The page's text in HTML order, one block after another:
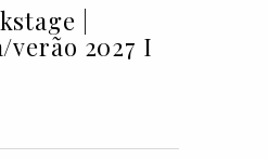
|
2027 I